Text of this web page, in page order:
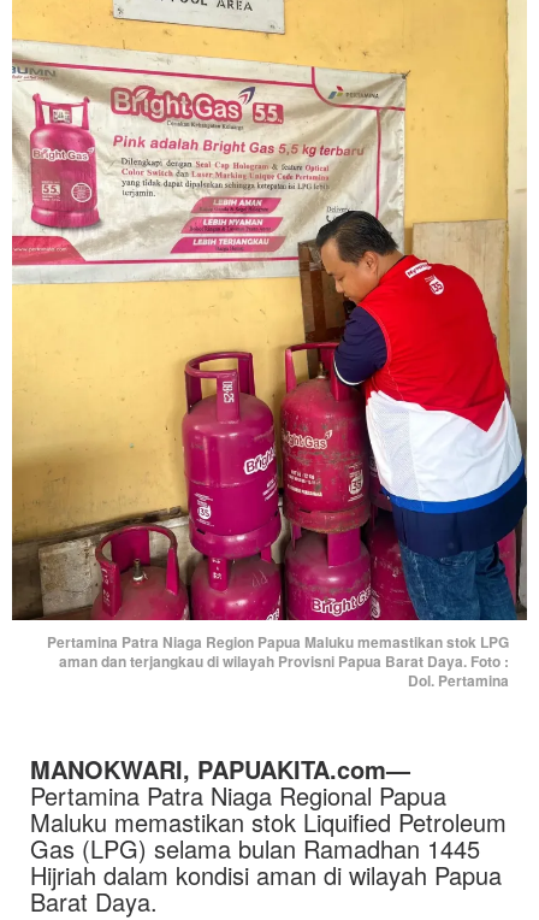
Pertamina Patra Niaga Region Papua Maluku memastikan stok LPG
aman dan terjangkau di wilayah Provisni Papua Barat Daya. Foto :
Dol. Pertamina
MANOKWARI, PAPUAKITA.com—
Pertamina Patra Niaga Regional Papua
Maluku memastikan stok Liquified Petroleum
Gas (LPG) selama bulan Ramadhan 1445
Hijriah dalam kondisi aman di wilayah Papua
Barat Daya.